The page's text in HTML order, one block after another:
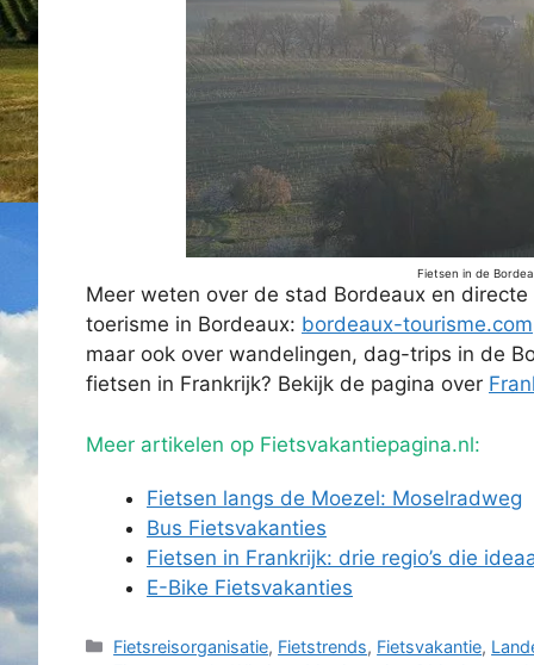
Fietsen in de
Meer weten over de stad Bordeaux en
toerisme in Bordeaux: bordeaux-tourisme.com
maar ook over wandelingen, dag-trips in de
fietsen in Frankrijk? Bekijk de pagina over
Meer artikelen op Fietsvakantiepagina.nl:
Fietsen langs de Moezel: Moselradweg
Bus Fietsvakanties
Fietsen in Frankrijk: drie regio’s die
E-Bike Fietsvakanties
Categorieën
Fietsreisorganisatie, Fietstrends, Fietsvakantie,